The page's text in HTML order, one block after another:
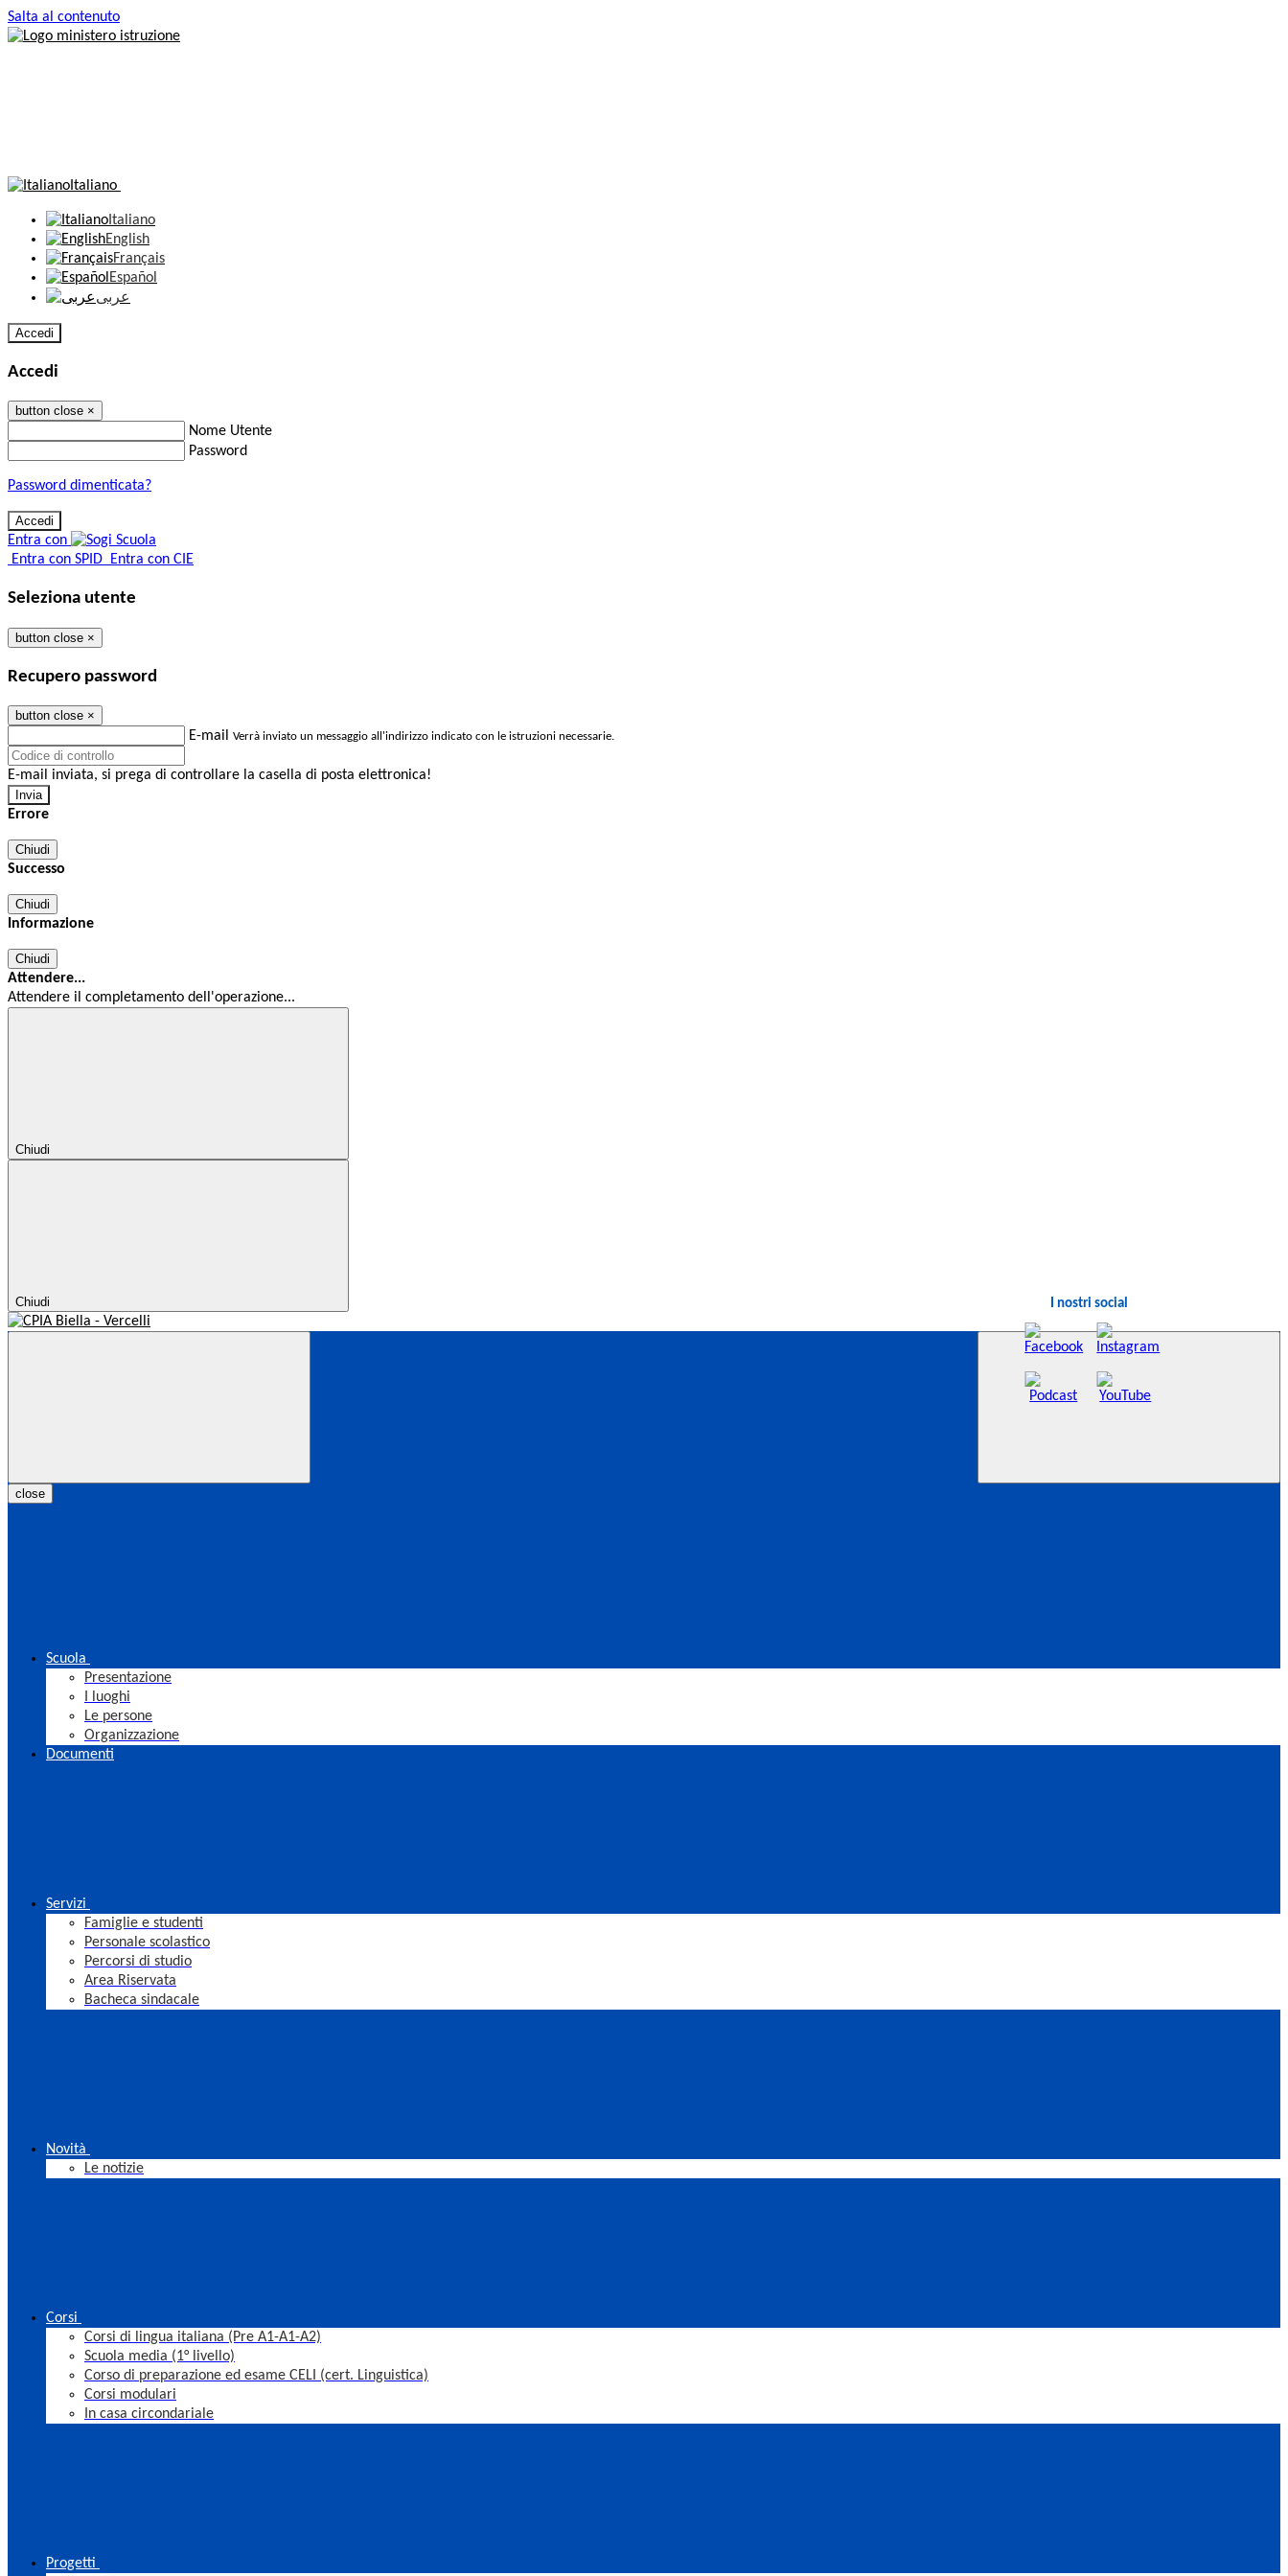
Salta al contenuto
Italiano
Italiano
English
Français
Español
عربى
Accedi
Accedi
button close ×
Nome Utente
Password
Password dimenticata?
Entra con
Entra con SPID Entra con CIE
Seleziona utente
button close ×
Recupero password
button close ×
E-mail Verrà inviato un messaggio all'indirizzo indicato con le istruzioni necessarie.
E-mail inviata, si prega di controllare la casella di posta elettronica!
Errore
Chiudi
Successo
Chiudi
Informazione
Chiudi
Attendere...
Attendere il completamento dell'operazione...
Chiudi
Chiudi I nostri social
close
Scuola
Presentazione
I luoghi
Le persone
Organizzazione
Documenti
Servizi
Famiglie e studenti
Personale scolastico
Percorsi di studio
Area Riservata
Bacheca sindacale
Novità
Le notizie
Corsi
Corsi di lingua italiana (Pre A1-A1-A2)
Scuola media (1° livello)
Corso di preparazione ed esame CELI (cert. Linguistica)
Corsi modulari
In casa circondariale
Progetti